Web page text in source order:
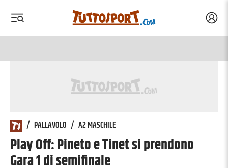
/ PALLAVOLO / A2 MASCHILE
Play Off: Pineto e Tinet si prendono
Gara 1 di semifinale